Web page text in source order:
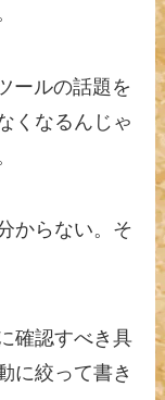
ールの話題を
くなるんじゃ
からない。そ
確認すべき具
に絞って書き